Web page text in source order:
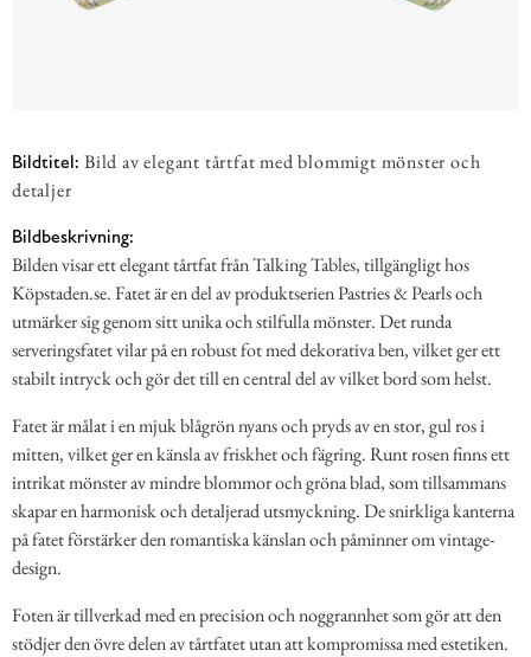
Bildtitel: Bild av elegant tårtfat med blommigt mönster och
detaljer
Bildbeskrivning:
Bilden visar ett elegant tårtfat från Talking Tables, tillgängligt hos
Köpstaden.se. Fatet är en del av produktserien Pastries & Pearls och
utmärker sig genom sitt unika och stilfulla mönster. Det runda
serveringsfatet vilar på en robust fot med dekorativa ben, vilket ger ett
stabilt intryck och gör det till en central del av vilket bord som helst.
Fatet är målat i en mjuk blågrön nyans och pryds av en stor, gul ros i
mitten, vilket ger en känsla av friskhet och fägring. Runt rosen finns ett
intrikat mönster av mindre blommor och gröna blad, som tillsammans
skapar en harmonisk och detaljerad utsmyckning. De snirkliga kanterna
på fatet förstärker den romantiska känslan och påminner om vintage-
design.
Foten är tillverkad med en precision och noggrannhet som gör att den
stödjer den övre delen av tårtfatet utan att kompromissa med estetiken.